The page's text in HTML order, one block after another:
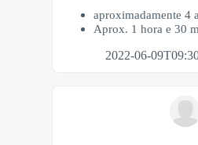
aproximadamente 4
Aprox. 1 hora e 30
2022-06-